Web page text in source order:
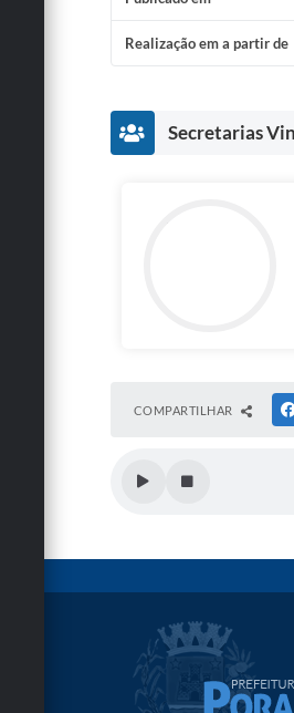
Realização em a partir de
Secretarias
COMPARTILHAR